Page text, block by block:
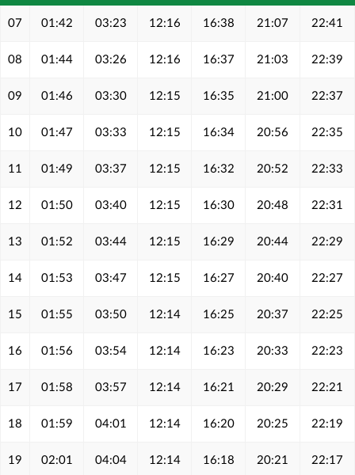
07 01:42 03:23 12:16 16:38 21:07 22:41
08 01:44 03:26 12:16 16:37 21:03 22:39
09 01:46 03:30 12:15 16:35 21:00 22:37
10 01:47 03:33 12:15 16:34 20:56 22:35
11 01:49 03:37 12:15 16:32 20:52 22:33
12 01:50 03:40 12:15 16:30 20:48 22:31
13 01:52 03:44 12:15 16:29 20:44 22:29
14 01:53 03:47 12:15 16:27 20:40 22:27
15 01:55 03:50 12:14 16:25 20:37 22:25
16 01:56 03:54 12:14 16:23 20:33 22:23
17 01:58 03:57 12:14 16:21 20:29 22:21
18 01:59 04:01 12:14 16:20 20:25 22:19
19 02:01 04:04 12:14 16:18 20:21 22:17